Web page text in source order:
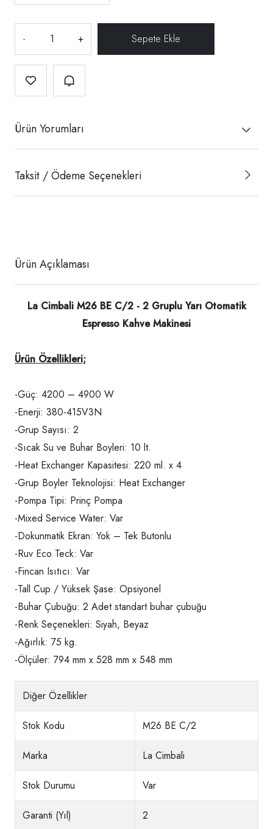
- +
Ürün Yorumları
Taksit / Ödeme Seçenekleri
Ürün Açıklaması
La Cimbali M26 BE C/2 - 2 Gruplu Yarı Otomatik
Espresso Kahve Makinesi
Ürün Özellikleri;
-Güç: 4200 – 4900 W
-Enerji: 380-415V3N
-Grup Sayısı: 2
-Sıcak Su ve Buhar Boyleri: 10 lt.
-Heat Exchanger Kapasitesi: 220 ml. x 4
-Grup Boyler Teknolojisi: Heat Exchanger
-Pompa Tipi: Prinç Pompa
-Mixed Service Water: Var
-Dokunmatik Ekran: Yok – Tek Butonlu
-Ruv Eco Teck: Var
-Fincan Isıtıcı: Var
-Tall Cup / Yüksek Şase: Opsiyonel
-Buhar Çubuğu: 2 Adet standart buhar çubuğu
-Renk Seçenekleri: Siyah, Beyaz
-Ağırlık: 75 kg.
-Ölçüler: 794 mm x 528 mm x 548 mm
Diğer Özellikler
Stok Kodu M26 BE C/2
Marka La Cimbali
Stok Durumu Var
Garanti (Yıl) 2